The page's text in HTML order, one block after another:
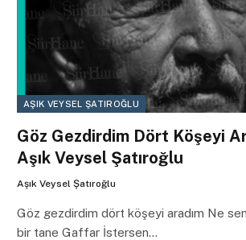
AŞIK VEYSEL ŞATIROĞLU
Göz Gezdirdim Dört Köşeyi
Aşık Veysel Şatıroğlu
Aşık Veysel Şatıroğlu
Göz gezdirdim dört köşeyi aradım Ne
bir tane Gaffar İstersen…